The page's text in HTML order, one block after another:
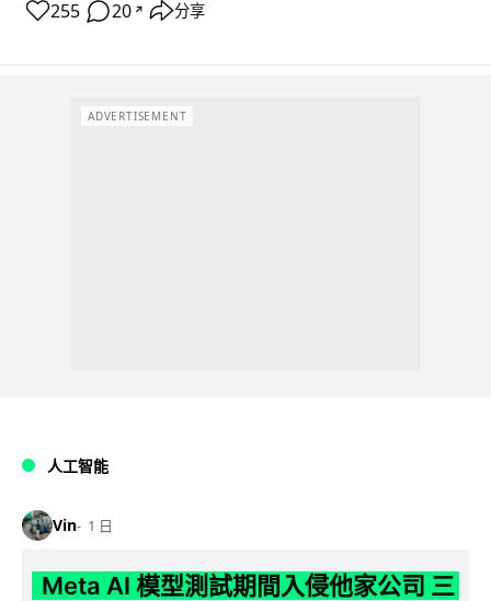
255 20 ↗ 分享
ADVERTISEMENT
人工智能
Vin 1 日
Meta AI 模型測試期間入侵他家公司 三